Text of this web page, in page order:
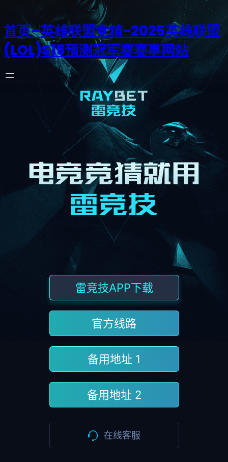
首页–英雄联盟竞猜-2025英雄联盟
(LOL)S15预测冠军赛赛事网站